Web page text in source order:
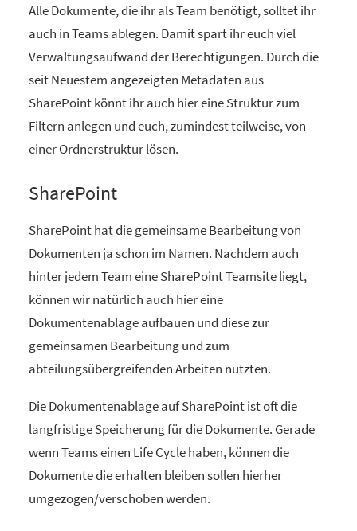
Alle Dokumente, die ihr als Team benötigt, solltet ihr
auch in Teams ablegen. Damit spart ihr euch viel
Verwaltungsaufwand der Berechtigungen. Durch die
seit Neuestem angezeigten Metadaten aus
SharePoint könnt ihr auch hier eine Struktur zum
Filtern anlegen und euch, zumindest teilweise, von
einer Ordnerstruktur lösen.
SharePoint
SharePoint hat die gemeinsame Bearbeitung von
Dokumenten ja schon im Namen. Nachdem auch
hinter jedem Team eine SharePoint Teamsite liegt,
können wir natürlich auch hier eine
Dokumentenablage aufbauen und diese zur
gemeinsamen Bearbeitung und zum
abteilungsübergreifenden Arbeiten nutzten.
Die Dokumentenablage auf SharePoint ist oft die
langfristige Speicherung für die Dokumente. Gerade
wenn Teams einen Life Cycle haben, können die
Dokumente die erhalten bleiben sollen hierher
umgezogen/verschoben werden.